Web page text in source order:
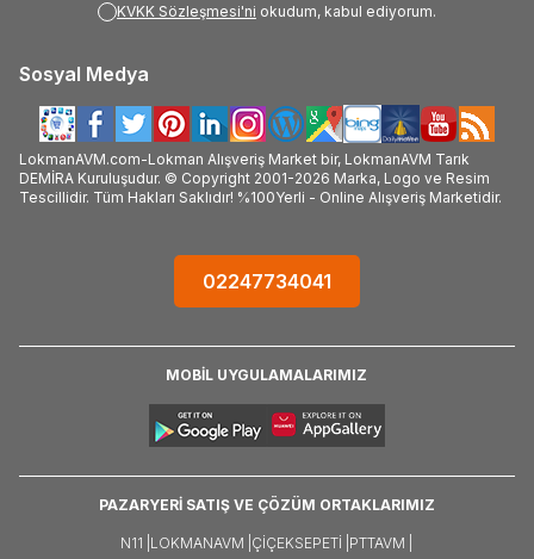
KVKK Sözleşmesi'ni okudum, kabul ediyorum.
Sosyal Medya
LokmanAVM.com-Lokman Alışveriş Market bir, LokmanAVM Tarık
DEMİRA Kuruluşudur. © Copyright 2001-2026 Marka, Logo ve Resim
Tescillidir. Tüm Hakları Saklıdır! %100Yerli - Online Alışveriş Marketidir.
02247734041
MOBİL UYGULAMALARIMIZ
PAZARYERİ SATIŞ VE ÇÖZÜM ORTAKLARIMIZ
N11 | LOKMANAVM | ÇIÇEKSEPETI | PTTAVM |